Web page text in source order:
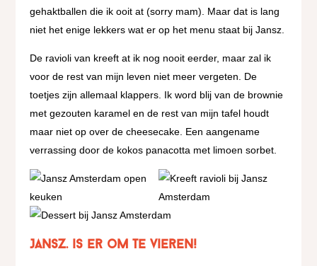
gehaktballen die ik ooit at (sorry mam). Maar dat is lang
niet het enige lekkers wat er op het menu staat bij Jansz.
De ravioli van kreeft at ik nog nooit eerder, maar zal ik
voor de rest van mijn leven niet meer vergeten. De
toetjes zijn allemaal klappers. Ik word blij van de brownie
met gezouten karamel en de rest van mijn tafel houdt
maar niet op over de cheesecake. Een aangename
verrassing door de kokos panacotta met limoen sorbet.
Jansz. is er om te vieren!